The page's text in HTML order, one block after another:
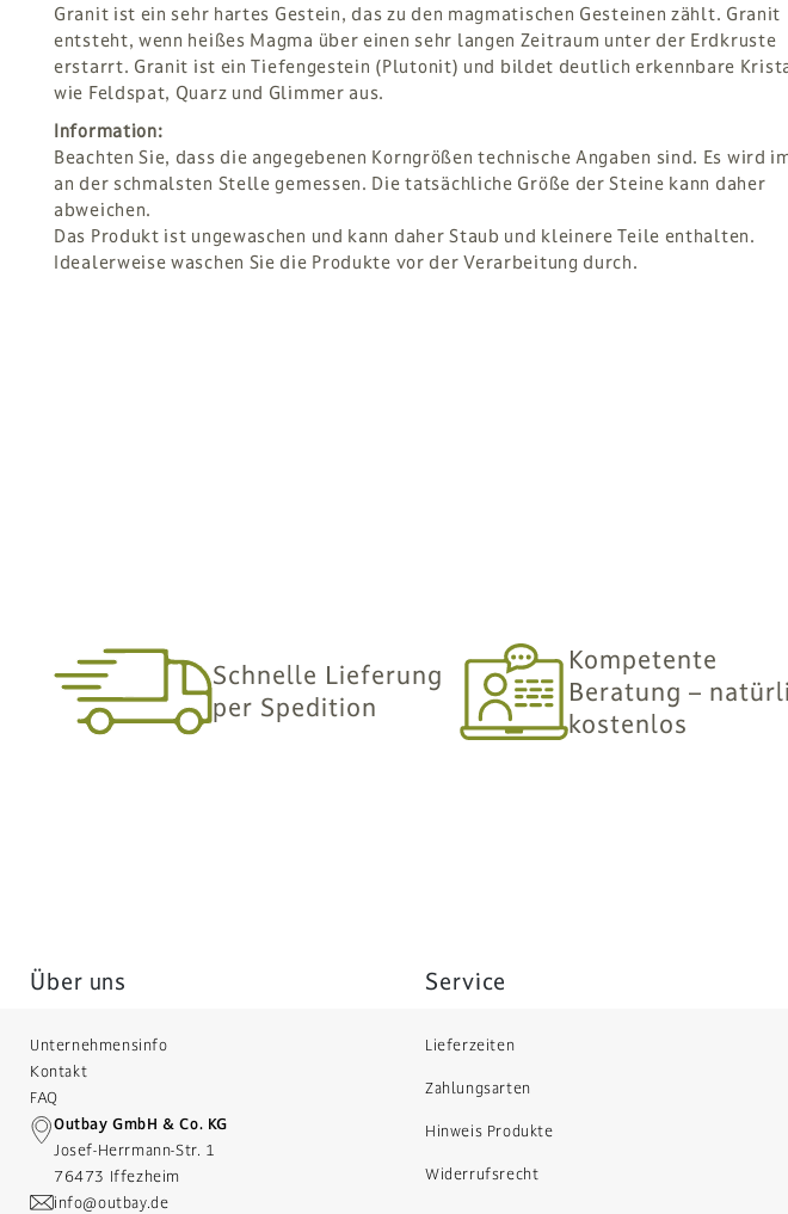
Granit ist ein sehr hartes Gestein, das zu den magmatischen Gesteinen zählt. Granit
entsteht, wenn heißes Magma über einen sehr langen Zeitraum unter der Erdkruste
erstarrt. Granit ist ein Tiefengestein (Plutonit) und bildet deutlich erkennbare
wie Feldspat, Quarz und Glimmer aus.
Information:
Beachten Sie, dass die angegebenen Korngrößen technische Angaben sind. Es wird
an der schmalsten Stelle gemessen. Die tatsächliche Größe der Steine kann daher
abweichen.
Das Produkt ist ungewaschen und kann daher Staub und kleinere Teile enthalten.
Idealerweise waschen Sie die Produkte vor der Verarbeitung durch.
Schnelle Lieferung
per Spedition
Kompetente
Beratung –
kostenlos
Über uns Service
Unternehmensinfo
Kontakt
FAQ
Outbay GmbH & Co. KG
Josef-Herrmann-Str. 1
76473 Iffezheim
info@outbay.de
Lieferzeiten
Zahlungsarten
Hinweis Produkte
Widerrufsrecht